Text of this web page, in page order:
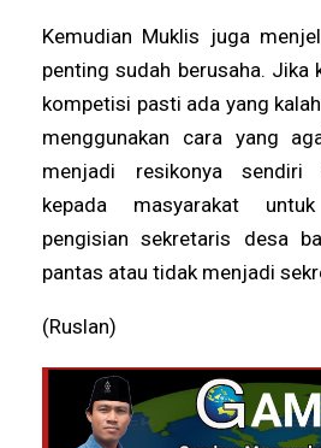
Kemudian Muklis juga
penting sudah berusaha. Jika
kompetisi pasti ada yang
menggunakan cara yang
menjadi resikonya sendiri
kepada masyarakat
pengisian sekretaris desa
pantas atau tidak menjadi
(Ruslan)